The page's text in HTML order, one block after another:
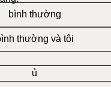
bình thường
thường và tôi
ủ